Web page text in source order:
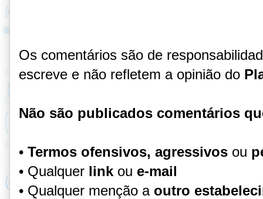
Os comentários são de
escreve e não refletem a opinião do
Não são publicados comentários
• Termos ofensivos, agressivos ou
• Qualquer link ou e-mail
• Qualquer menção a outro